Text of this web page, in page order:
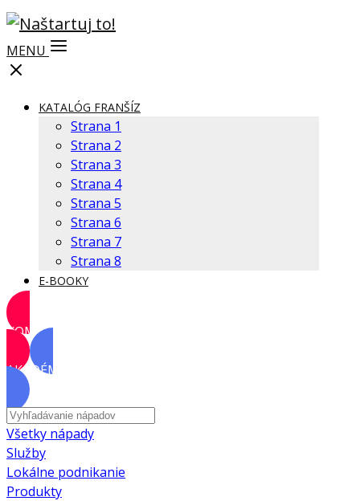
MENU
KATALÓG FRANŠÍZ
Strana 1
Strana 2
Strana 3
Strana 4
Strana 5
Strana 6
Strana 7
Strana 8
E-BOOKY
KOMUNITA
AKADÉMIA
Všetky nápady
Služby
Lokálne podnikanie
Produkty